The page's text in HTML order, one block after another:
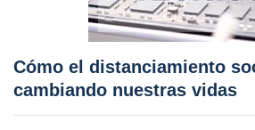
Cómo el distanciamiento
cambiando nuestras vidas